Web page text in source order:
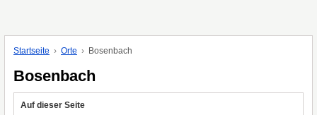
Startseite Orte Bosenbach
Bosenbach
Auf dieser Seite